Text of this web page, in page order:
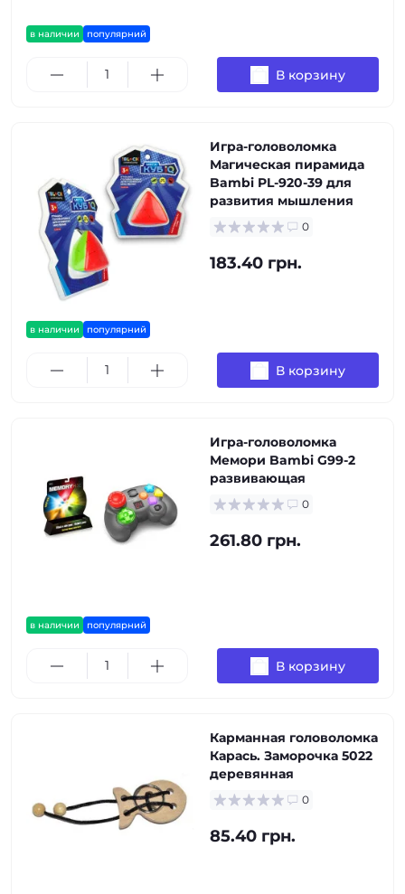
в наличии популярний
В корзину
в наличии популярний
Игра-головоломка
Магическая пирамида
Bambi PL-920-39 для
развития мышления
0
183.40 грн.
В корзину
в наличии популярний
Игра-головоломка
Мемори Bambi G99-2
развивающая
0
261.80 грн.
В корзину
Карманная головоломка
Карась. Заморочка 5022
деревянная
0
85.40 грн.